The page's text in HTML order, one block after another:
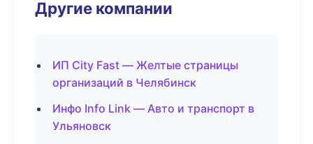
Другие компании
ИП City Fast — Желтые страницы
организаций в Челябинск
Инфо Info Link — Авто и транспорт в
Ульяновск